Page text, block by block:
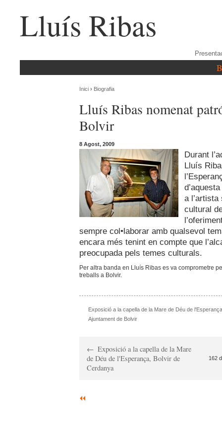
Lluís Ribas
Inici › Biografia
Lluís Ribas nomenat
Bolvir
8 Agost, 2009
Durant
Lluís
a
cultural
sempre col•laborar amb qualsevol
encara més tenint en compte que
preocupada pels temes culturals.
Per altra banda en Lluís Ribas es va comprometre
treballs a Bolvir.
Exposició a la capella de la Mare de Déu de
Ajuntament de Bolvir
Exposició a la capella de la Mare
de Déu de l'Esperança, Bolvir de
Cerdanya
162